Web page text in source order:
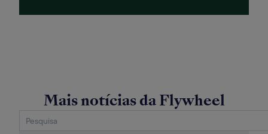
Mais notícias da Flywheel